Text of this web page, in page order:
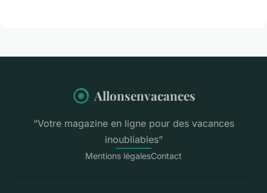
Allonsenvacances
“Votre magazine en ligne pour des vacances
inoubliables”
Mentions légalesContact